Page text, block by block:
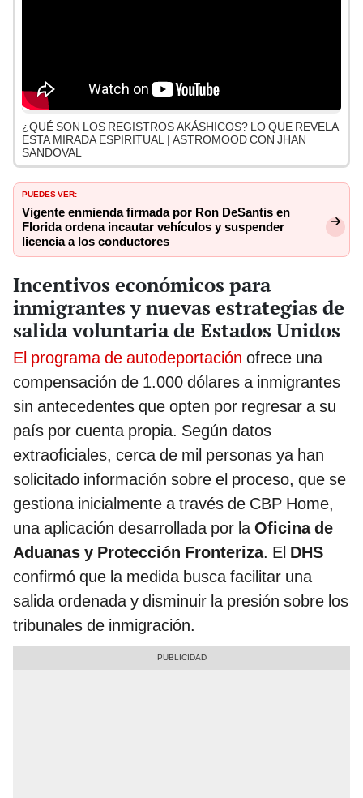
¿QUÉ SON LOS REGISTROS AKÁSHICOS? LO QUE REVELA
ESTA MIRADA ESPIRITUAL | ASTROMOOD CON JHAN
SANDOVAL
PUEDES VER:
Vigente enmienda firmada por Ron DeSantis en
Florida ordena incautar vehículos y suspender
licencia a los conductores
Incentivos económicos para
inmigrantes y nuevas estrategias de
salida voluntaria de Estados Unidos
El programa de autodeportación ofrece una
compensación de 1.000 dólares a inmigrantes
sin antecedentes que opten por regresar a su
país por cuenta propia. Según datos
extraoficiales, cerca de mil personas ya han
solicitado información sobre el proceso, que se
gestiona inicialmente a través de CBP Home,
una aplicación desarrollada por laOficina de
Aduanas y Protección Fronteriza. El DHS
confirmó que la medida busca facilitar una
salida ordenada y disminuir la presión sobre los
tribunales de inmigración.